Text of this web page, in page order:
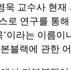
욱 교수사 현재
로 연구를 통
이라는 이름
블랙에 관한